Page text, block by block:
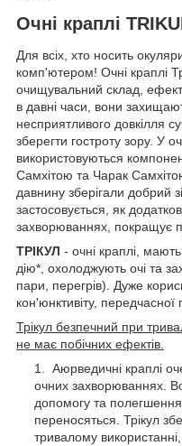
Очні краплі
Для всіх, хто носить
комп'ютером! Очні краплі
очищувальний склад,
в давні часи, вони
несприятливого довкілля
зберегти гостроту зору. У
використовуються
Самхітою та Чарак
давнину зберігали добрий
застосовується, як
захворюваннях, покращує
ТРІКУЛ - очні краплі,
дію*, охолоджують очі та
пари, перегрів). Дуже
кон'юнктивіту, передчасної
Трікул безпечний при
не має побічних ефектів.
Аюрведичні краплі
очних захворюваннях.
допомогу та
переносяться. Трікул
тривалому